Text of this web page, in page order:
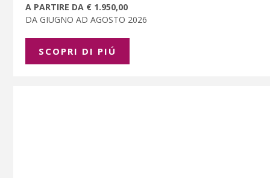
A PARTIRE DA € 1.950,00
DA GIUGNO AD AGOSTO 2026
SCOPRI DI PIÚ